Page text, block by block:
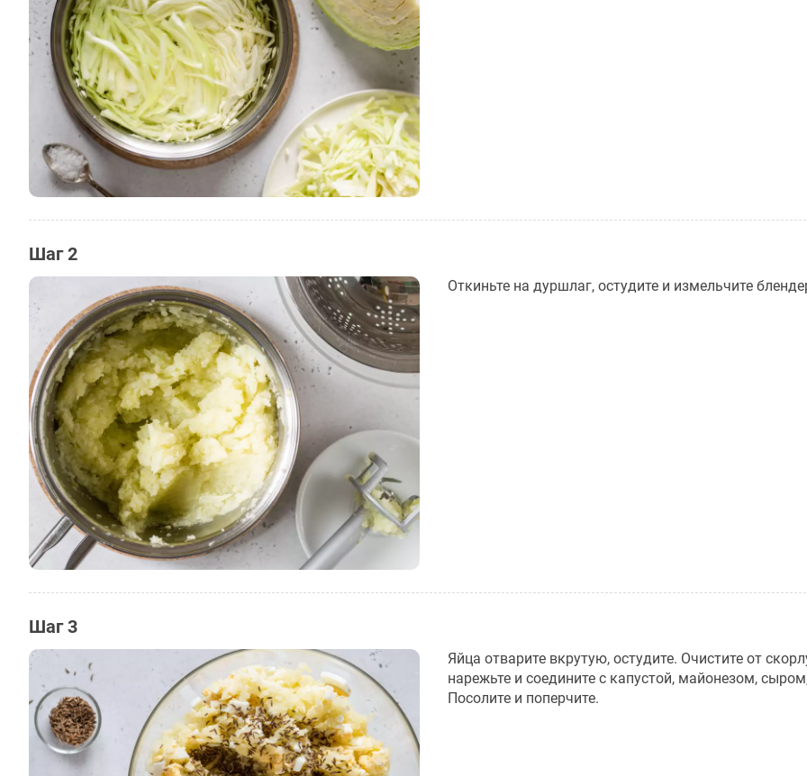
Шаг 2
Откиньте на дуршлаг, остудите и измельчите
Шаг 3
Яйца отварите вкрутую, остудите. Очистите от
нарежьте и соедините с капустой, майонезом,
Посолите и поперчите.